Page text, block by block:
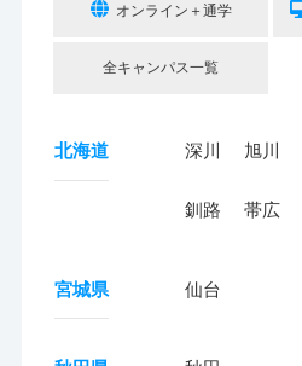
オンライン＋通学
全キャンパス一覧
北海道 深川 旭川
釧路 帯広
宮城県 仙台